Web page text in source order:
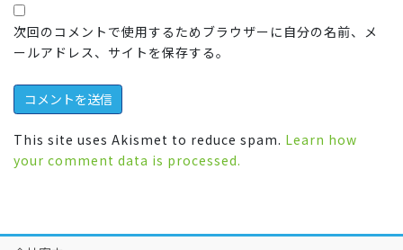
次回のコメントで使用するためブラウザーに自分の名前、メ
ールアドレス、サイトを保存する。
This site uses Akismet to reduce spam. Learn how
your comment data is processed.